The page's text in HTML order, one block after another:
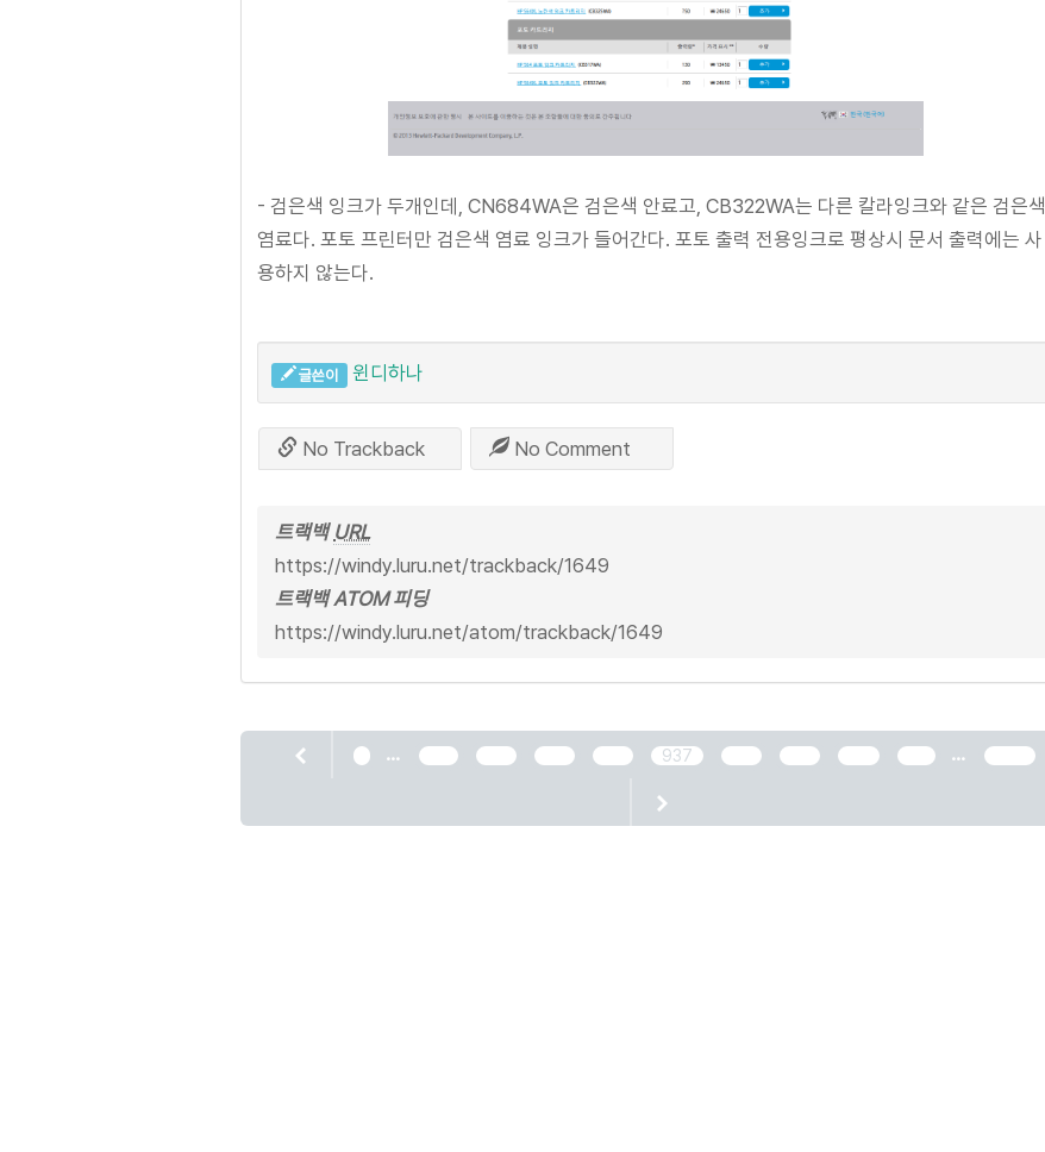
- 검은색 잉크가 두개인데, CN684WA은 검은색 안료고, CB322WA는 다른 칼라잉크와 같은 검은색
염료다. 포토 프린터만 검은색 염료 잉크가 들어간다. 포토 출력 전용잉크로 평상시 문서 출력에는 사
용하지 않는다.
글쓴이 윈디하나
No Trackback No Comment
트랙백 URL
https://windy.luru.net/trackback/1649
트랙백 ATOM 피딩
https://windy.luru.net/atom/trackback/1649
... 937 ...